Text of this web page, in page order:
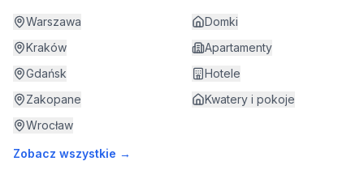
Warszawa
Kraków
Gdańsk
Zakopane
Wrocław
Zobacz wszystkie →
Domki
Apartamenty
Hotele
Kwatery i pokoje